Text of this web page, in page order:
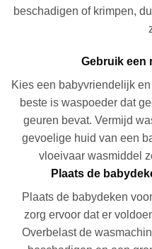
beschadigen of krimpen,
Gebruik een
Kies een babyvriendelijk
beste is waspoeder dat
geuren bevat. Vermijd
gevoelige huid van een
vloeivaar wasmiddel
Plaats de
Plaats de babydeken
zorg ervoor dat er
Overbelast de